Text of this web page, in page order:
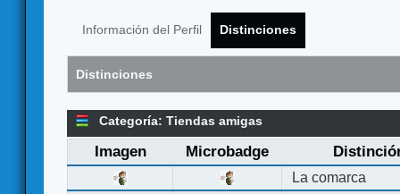
Información del Perfil Distinciones
Distinciones
Categoría: Tiendas amigas
Imagen Microbadge
La comarca